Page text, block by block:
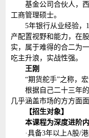
基金公司合伙人，
工商管理硕士。
5年银行从业经验，
产配置视野和能力，在
实，属于难得的合二为
吃主升浪，实战性强。
王刚
“期货舵手”之称，
根据自己二十三年
几乎涵盖市场的方方面
【招生对象】
本课程为深度进阶
·具备3年以上A股/